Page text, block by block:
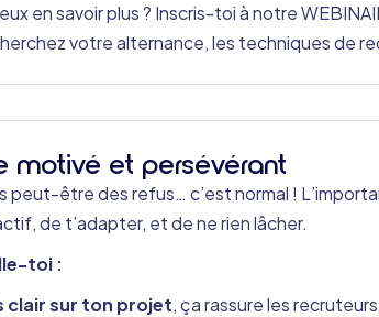
en savoir plus ? Inscris-toi à notre
votre alternance, les techniques de
motivé et persévérant
peut-être des refus… c’est normal !
de t’adapter, et de ne rien lâcher.
toi :
clair sur ton projet, ça rassure les